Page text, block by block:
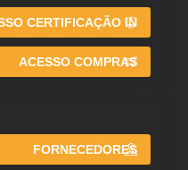
CERTIFICAÇÃO IN
ACESSO COMPRAS
FORNECEDORES